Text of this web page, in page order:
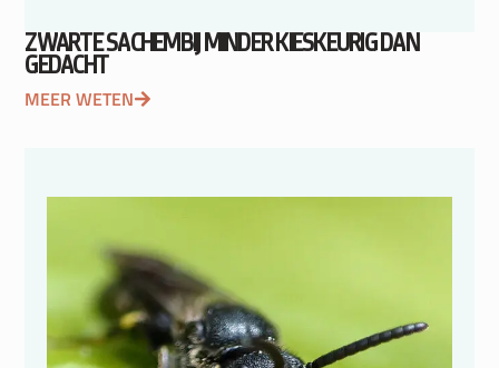
ZWARTE SACHEMBIJ MINDER KIESKEURIG DAN
GEDACHT
MEER WETEN